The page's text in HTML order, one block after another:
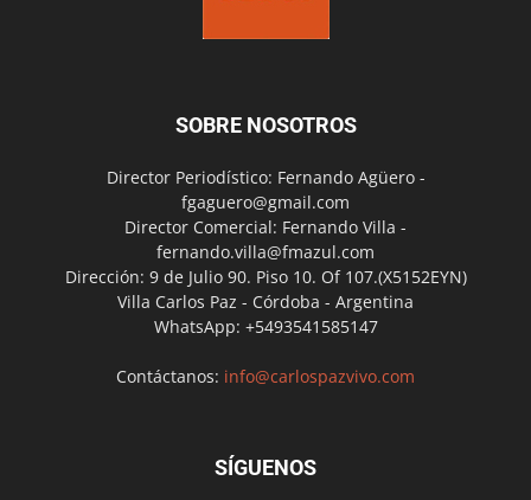
SOBRE NOSOTROS
Director Periodístico: Fernando Agüero -
fgaguero@gmail.com
Director Comercial: Fernando Villa -
fernando.villa@fmazul.com
Dirección: 9 de Julio 90. Piso 10. Of 107.(X5152EYN)
Villa Carlos Paz - Córdoba - Argentina
WhatsApp: +5493541585147
Contáctanos: info@carlospazvivo.com
SÍGUENOS